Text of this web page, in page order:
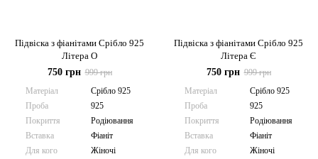
Підвіска з фіанітами Срібло 925
Літера О
750 грн 999 грн
Матеріал
Срібло 925
Проба
925
Покриття
Родіювання
Вставка
Фіаніт
Для кого
Жіночі
Підвіска з фіанітами Срібло 925
Літера Є
750 грн 999 грн
Матеріал
Срібло 925
Проба
925
Покриття
Родіювання
Вставка
Фіаніт
Для кого
Жіночі